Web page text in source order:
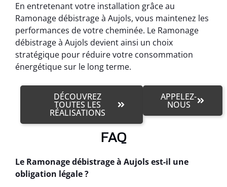
En entretenant votre installation grâce au
Ramonage débistrage à Aujols, vous maintenez les
performances de votre cheminée. Le Ramonage
débistrage à Aujols devient ainsi un choix
stratégique pour réduire votre consommation
énergétique sur le long terme.
DÉCOUVREZ
TOUTES LES
RÉALISATIONS
APPELEZ-
NOUS
FAQ
Le Ramonage débistrage à Aujols est-il une
obligation légale ?